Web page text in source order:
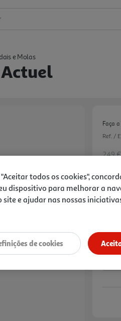
e Molas
Faça
Ref. /
2.49
todos os cookies",
dispositivo para melhorar a
site e ajudar nas nossas
de cookies